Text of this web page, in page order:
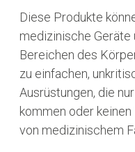
Diese Produkte
medizinische
Bereichen des
zu einfachen,
Ausrüstungen, die
kommen oder
von medizinischem